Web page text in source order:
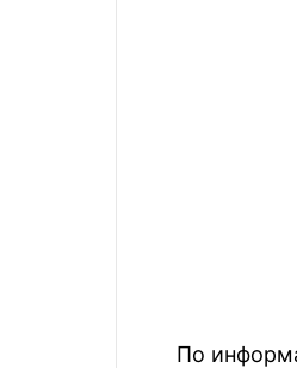
По